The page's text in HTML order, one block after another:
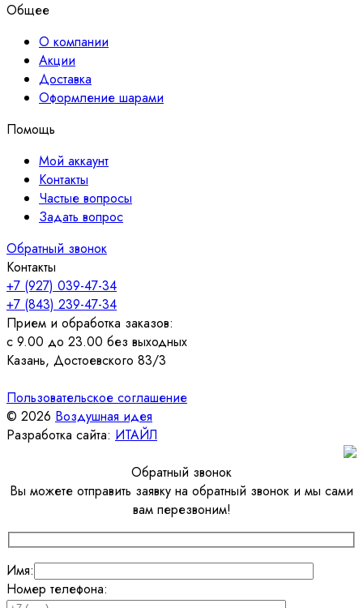
Общее
О компании
Акции
Доставка
Оформление шарами
Помощь
Мой аккаунт
Контакты
Частые вопросы
Задать вопрос
Обратный звонок
Контакты
+7 (927) 039-47-34
+7 (843) 239-47-34
Прием и обработка заказов:
с 9.00 до 23.00 без выходных
Казань, Достоевского 83/3
Пользовательское соглашение
© 2026 Воздушная идея
Разработка сайта: ИТАЙЛ
Обратный звонок
Вы можете отправить заявку на обратный звонок и мы сами
вам перезвоним!
Имя:
Номер телефона: